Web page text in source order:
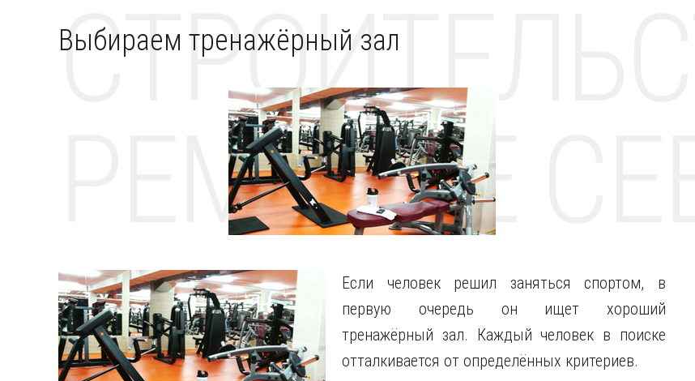
РЕМОНТЕ
Выбираем тренажёрный зал
Если человек решил заняться спортом, в
первую очередь он ищет хороший
тренажёрный зал. Каждый человек в поиске
отталкивается от определённых критериев.